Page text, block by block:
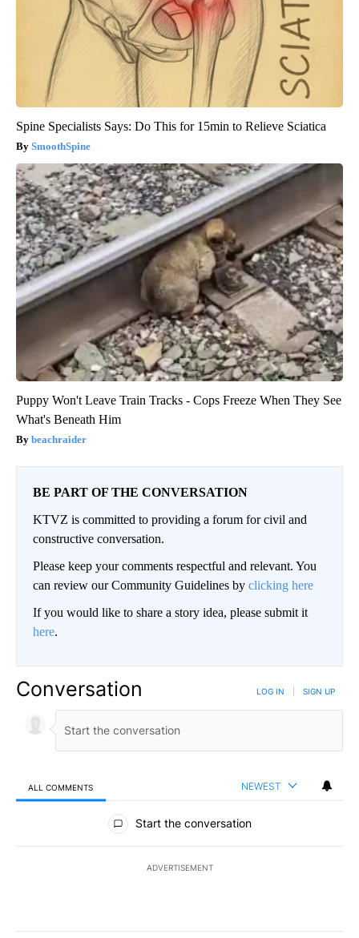
Spine Specialists Says: Do This for 15min to Relieve Sciatica
SmoothSpine
Puppy Won't Leave Train Tracks - Cops Freeze When They See
What's Beneath Him
beachraider
BE PART OF THE CONVERSATION
KTVZ is committed to providing a forum for civil and
constructive conversation.
Please keep your comments respectful and relevant. You
can review our Community Guidelines by clicking here
If you would like to share a story idea, please submit it
here.
Conversation LOG IN SIGN UP
ALL COMMENTS NEWEST
All Comments
Start the conversation
ADVERTISEMENT